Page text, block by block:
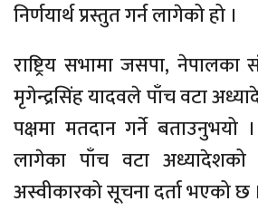
निर्णयार्थ प्रस्तुत गर्न लागेको हो ।
राष्ट्रिय सभामा जसपा,
मृगेन्द्रसिंह यादवले पाँच वटा
पक्षमा मतदान गर्ने बताउनुभयो
लागेका पाँच वटा अध्यादेशको
अस्वीकारको सूचना दर्ता भएको छ ।